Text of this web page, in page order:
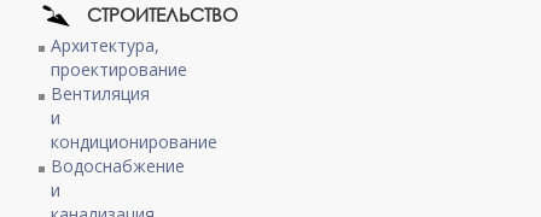
СТРОИТЕЛЬСТВО
Архитектура,
проектирование
Вентиляция
и
кондиционирование
Водоснабжение
и